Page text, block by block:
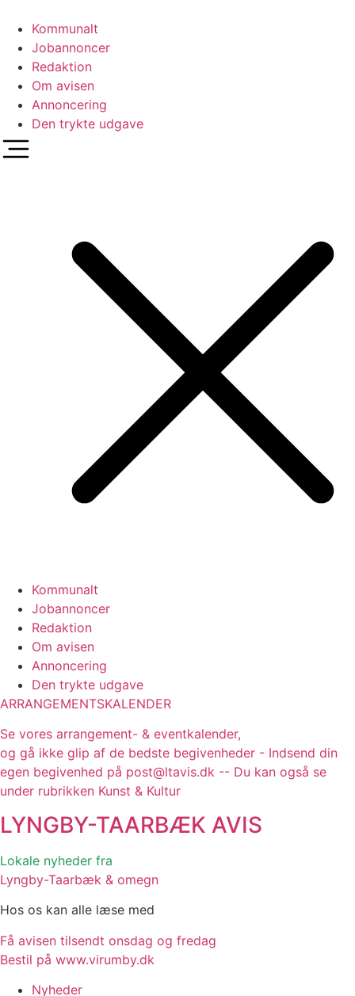
indhold
Kommunalt
Jobannoncer
Redaktion
Om avisen
Annoncering
Den trykte udgave
Kommunalt
Jobannoncer
Redaktion
Om avisen
Annoncering
Den trykte udgave
ARRANGEMENTSKALENDER
Se vores arrangement- & eventkalender,
og gå ikke glip af de bedste begivenheder - Indsend din
egen begivenhed på post@ltavis.dk -- Du kan også se
under rubrikken Kunst & Kultur
LYNGBY-TAARBÆK AVIS
Lokale nyheder fra
Lyngby-Taarbæk & omegn
Hos os kan alle læse med
Få avisen tilsendt onsdag og fredag
Bestil på www.virumby.dk
Nyheder